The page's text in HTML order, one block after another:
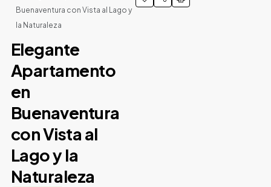
Buenaventura con Vista al Lago y
la Naturaleza
Elegante
Apartamento
en
Buenaventura
con Vista al
Lago y la
Naturaleza